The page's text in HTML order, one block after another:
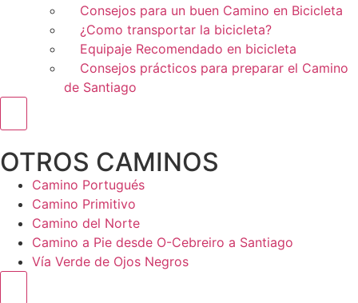
Consejos para un buen Camino en Bicicleta
¿Como transportar la bicicleta?
Equipaje Recomendado en bicicleta
Consejos prácticos para preparar el Camino
de Santiago
OTROS CAMINOS
Camino Portugués
Camino Primitivo
Camino del Norte
Camino a Pie desde O-Cebreiro a Santiago
Vía Verde de Ojos Negros